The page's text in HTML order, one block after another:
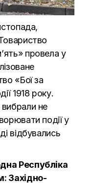
провела у
«Бої за
1918 року.
не
події у
відбувались
Республіка
Західно-